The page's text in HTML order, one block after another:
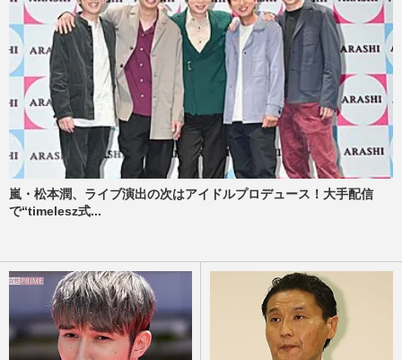
嵐・松本潤、ライブ演出の次はアイドルプロデュース！大手配信
で“timelesz式...